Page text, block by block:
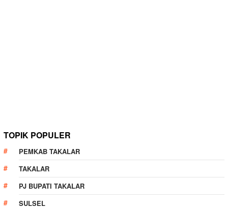
TOPIK POPULER
PEMKAB TAKALAR
TAKALAR
PJ BUPATI TAKALAR
SULSEL